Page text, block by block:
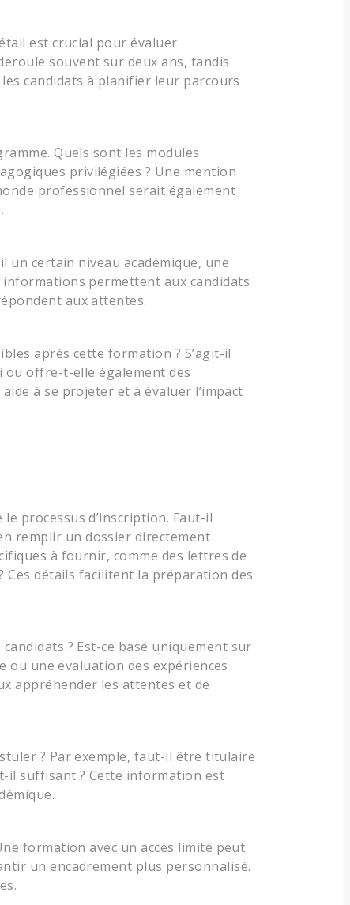
est crucial pour évaluer
souvent sur deux ans, tandis
candidats à planifier leur parcours
Quels sont les modules
privilégiées ? Une mention
professionnel serait également
un certain niveau académique, une
permettent aux candidats
aux attentes.
après cette formation ? S’agit-il
ou offre-t-elle également des
à se projeter et à évaluer l’impact
processus d’inscription. Faut-il
remplir un dossier directement
à fournir, comme des lettres de
détails facilitent la préparation des
? Est-ce basé uniquement sur
ou une évaluation des expériences
appréhender les attentes et de
? Par exemple, faut-il être titulaire
il suffisant ? Cette information est
formation avec un accès limité peut
un encadrement plus personnalisé.